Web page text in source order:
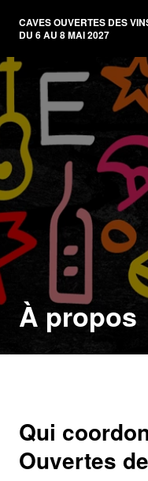
CAVES OUVERTES DES
DU 6 AU 8 MAI 2027
À propos
Qui
Ouvertes